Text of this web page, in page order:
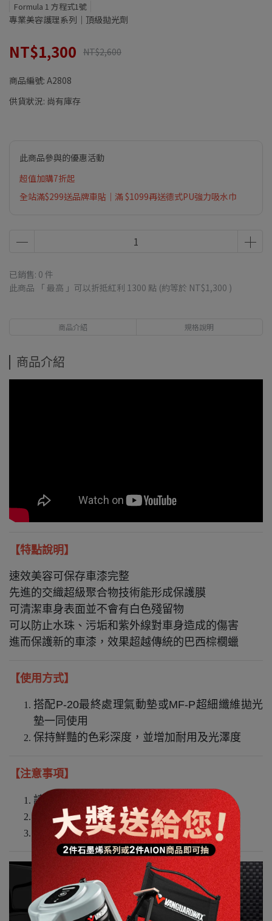
Formula 1 方程式1號
專業美容護理系列｜頂級拋光劑
NT$1,300 NT$2,600
商品編號: A2808
供貨狀況: 尚有庫存
此商品參與的優惠活動
超值加購7折起
全站滿$299送品牌車貼｜滿 $1099再送德式PU強力吸水巾
已銷售: 0 件
此商品 「 最高 」可以折抵紅利 1300 點 (約等於 NT$1,300 )
商品介紹 規格說明
商品介紹
【特點說明】
速效美容可保存車漆完整
先進的交織超級聚合物技術能形成保護膜
可清潔車身表面並不會有白色殘留物
可以防止水珠、污垢和紫外線對車身造成的傷害
進而保護新的車漆，效果超越傳統的巴西棕櫚蠟
【使用方式】
搭配P-20最終處理氣動墊或MF-P超細纖維拋光
墊一同使用
保持鮮豔的色彩深度，並增加耐用及光澤度
【注意事項】
請在通風陰涼處使用
皮膚過敏者或長時間使用者請戴保護手套
不慎誤食不要催吐，並立即就醫